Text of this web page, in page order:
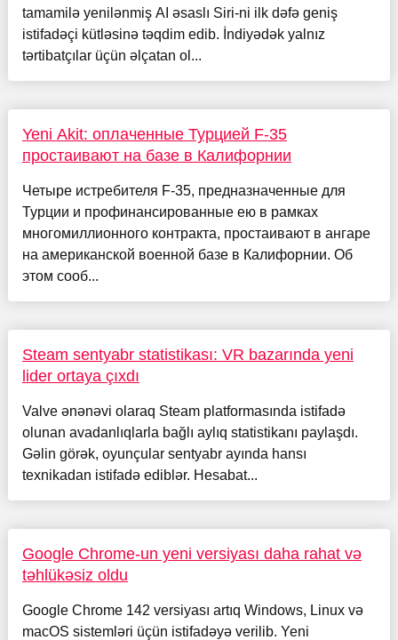
tamamilə yenilənmiş AI əsaslı Siri-ni ilk dəfə geniş
istifadəçi kütləsinə təqdim edib. İndiyədək yalnız
tərtibatçılar üçün əlçatan ol...
Yeni Akit: оплаченные Турцией F-35
простаивают на базе в Калифорнии
Четыре истребителя F-35, предназначенные для
Турции и профинансированные ею в рамках
многомиллионного контракта, простаивают в ангаре
на американской военной базе в Калифорнии. Об
этом сооб...
Steam sentyabr statistikası: VR bazarında yeni
lider ortaya çıxdı
Valve ənənəvi olaraq Steam platformasında istifadə
olunan avadanlıqlarla bağlı aylıq statistikanı paylaşdı.
Gəlin görək, oyunçular sentyabr ayında hansı
texnikadan istifadə ediblər. Hesabat...
Google Chrome-un yeni versiyası daha rahat və
təhlükəsiz oldu
Google Chrome 142 versiyası artıq Windows, Linux və
macOS sistemləri üçün istifadəyə verilib. Yeni